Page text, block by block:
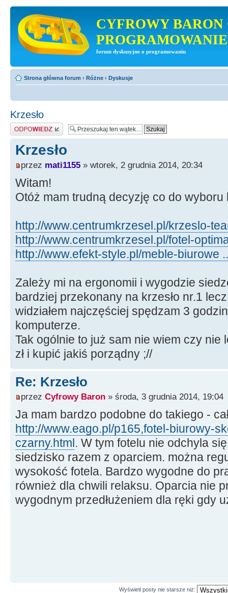
CYFROWY BARON
PROGRAMOWANIE
forum dyskusyjne o programowaniu
Strona główna forum ‹ Różne ‹ Dyskusje
Krzesło
Odpowiedz
Krzesło
przez mati1155 » wtorek, 2 grudnia 2014, 20:34
Witam!
Otóż mam trudną decyzję co do wyboru
http://www.centrumkrzesel.pl/krzeslo-
http://www.centrumkrzesel.pl/fotel-
http://www.efekt-style.pl/meble-biurowe
Zależy mi na ergonomii i wygodzie
bardziej przekonany na krzesło nr.1
widziałem najczęściej spędzam 3
komputerze.
Tak ogólnie to już sam nie wiem czy nie
zł i kupić jakiś porządny ;//
Re: Krzesło
przez Cyfrowy Baron » środa, 3 grudnia 2014, 19:04
Ja mam bardzo podobne do takiego -
http://www.eago.pl/p165,fotel-biurowy-
czarny.html. W tym fotelu nie odchyla
siedzisko razem z oparciem. można
wysokość fotela. Bardzo wygodne do
również dla chwili relaksu. Oparcia nie
wygodnym przedłużeniem dla ręki gdy
Wyświetl posty nie starsze niż: